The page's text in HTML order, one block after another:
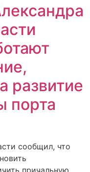
развитие
порта
сообщил, что
причальную